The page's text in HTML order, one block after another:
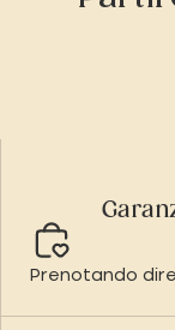
Prenotando